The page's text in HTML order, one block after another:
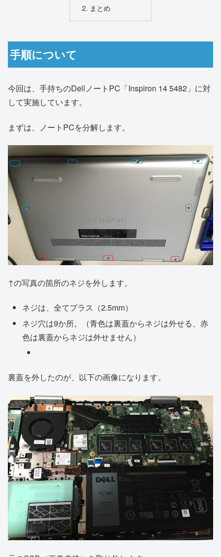
まとめ
手順について
今回は、手持ちのDellノートPC「Inspiron 14 5482」に対
して実施しています。
まずは、ノートPCを分解します。
↑の写真の箇所のネジを外します。
ネジは、全てプラス（2.5mm）
ネジ穴は9か所。（青色は裏蓋からネジは外せる、赤
色は裏蓋からネジは外せません）
裏蓋を外したのが、以下の画像になります。